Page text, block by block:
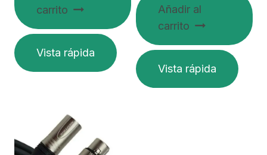
carrito
Vista rápida
Añadir al
carrito
Vista rápida